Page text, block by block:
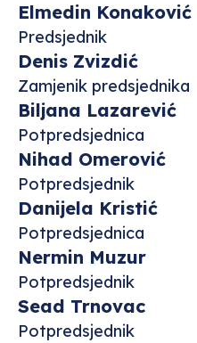
Elmedin Konaković
Predsjednik
Denis Zvizdić
Zamjenik predsjednika
Biljana Lazarević
Potpredsjednica
Nihad Omerović
Potpredsjednik
Danijela Kristić
Potpredsjednica
Nermin Muzur
Potpredsjednik
Sead Trnovac
Potpredsjednik